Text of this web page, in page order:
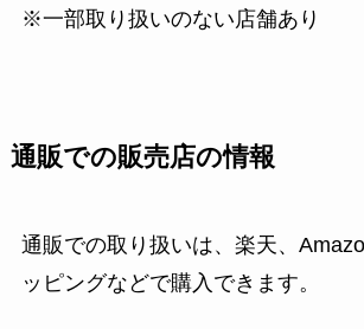
※一部取り扱いのない店舗あり
通販での販売店の情報
通販での取り扱いは、楽天、
ッピングなどで購入できます。